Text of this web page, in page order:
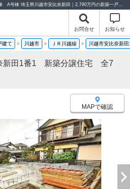
川越市安比奈新田1番1 新築分譲住宅 全7棟 A号棟 埼玉県川越市安比奈新田｜2,790万円の新築一戸建て｜分譲住宅や新築物件｜センチュリー21クレド
お問合せ お知らせ
建て > 川越市 > ＪＲ川越線 > 川越市安比奈
新田1番1 新築分譲住宅 全7
MAPで確認